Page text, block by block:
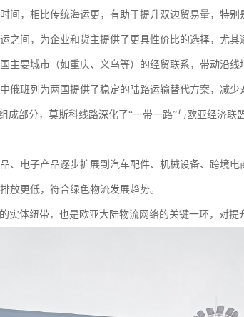
间，相比传统海运更，有助于提升双边贸易量，特别
之间，为企业和货主提供了更具性价比的选择，尤其
主要城市（如重庆、义乌等）的经贸联系，带动沿线
俄班列为两国提供了稳定的陆路运输替代方案，减少
成部分，莫斯科线路深化了“一带一路”与欧亚经济联
、电子产品逐步扩展到汽车配件、机械设备、跨境电
放更低，符合绿色物流发展趋势。
实体纽带，也是欧亚大陆物流网络的关键一环，对提